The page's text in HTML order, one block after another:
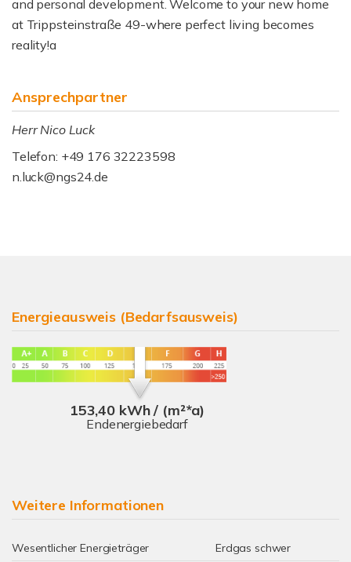
and personal development. Welcome to your new home
at Trippsteinstraße 49-where perfect living becomes
reality!a
Ansprechpartner
Herr Nico Luck
Telefon: +49 176 32223598
n.luck@ngs24.de
Energieausweis (Bedarfsausweis)
153,40 kWh / (m²*a)
Endenergiebedarf
Weitere Informationen
Wesentlicher Energieträger
Erdgas schwer